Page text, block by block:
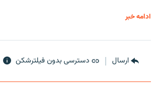
ادامه خبر
ارسال دسترسی بدون فیلترشکن